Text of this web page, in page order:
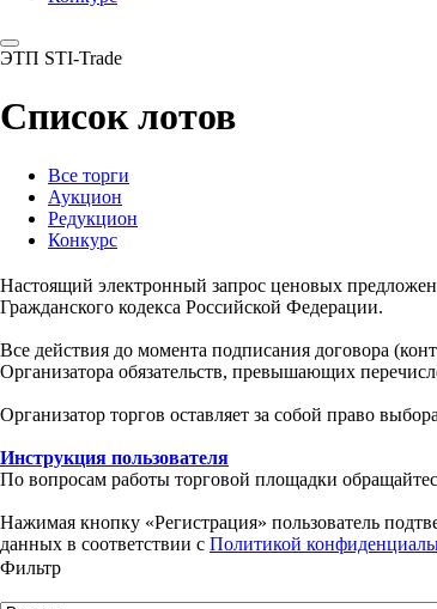
ЭТП STI-Trade
Список лотов
Все торги
Аукцион
Редукцион
Конкурс
Настоящий электронный запрос ценовых
Гражданского кодекса Российской Федерации.
Все действия до момента подписания договора
Организатора обязательств, превышающих
Организатор торгов оставляет за собой право
Инструкция пользователя
По вопросам работы торговой площадки
Нажимая кнопку «Регистрация» пользователь
данных в соответствии с Политикой
Фильтр